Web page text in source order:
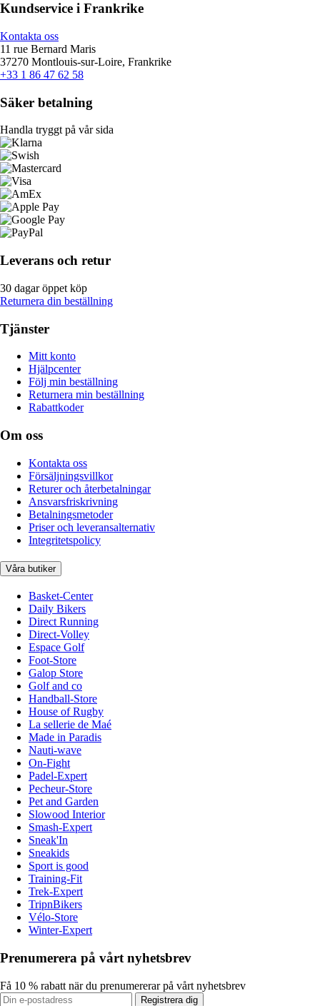
Kundservice i Frankrike
Kontakta oss
11 rue Bernard Maris
37270 Montlouis-sur-Loire, Frankrike
+33 1 86 47 62 58
Säker betalning
Handla tryggt på vår sida
Leverans och retur
30 dagar öppet köp
Returnera din beställning
Tjänster
Mitt konto
Hjälpcenter
Följ min beställning
Returnera min beställning
Rabattkoder
Om oss
Kontakta oss
Försäljningsvillkor
Returer och återbetalningar
Ansvarsfriskrivning
Betalningsmetoder
Priser och leveransalternativ
Integritetspolicy
Våra butiker
Basket-Center
Daily Bikers
Direct Running
Direct-Volley
Espace Golf
Foot-Store
Galop Store
Golf and co
Handball-Store
House of Rugby
La sellerie de Maé
Made in Paradis
Nauti-wave
On-Fight
Padel-Expert
Pecheur-Store
Pet and Garden
Slowood Interior
Smash-Expert
Sneak'In
Sneakids
Sport is good
Training-Fit
Trek-Expert
TripnBikers
Vélo-Store
Winter-Expert
Prenumerera på vårt nyhetsbrev
Få 10 % rabatt när du prenumererar på vårt nyhetsbrev
Registrera dig